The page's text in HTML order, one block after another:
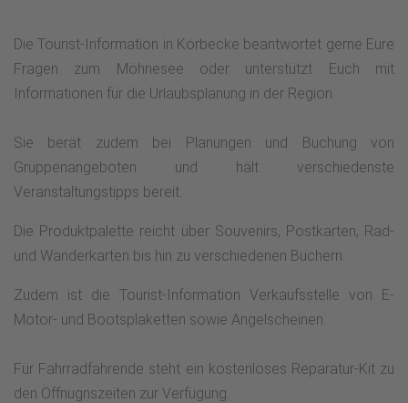
Die Tourist-Information in Körbecke beantwortet gerne Eure
Fragen zum Möhnesee oder unterstützt Euch mit
Informationen für die Urlaubsplanung in der Region.
Sie berät zudem bei Planungen und Buchung von
Gruppenangeboten und hält verschiedenste
Veranstaltungstipps bereit.
Die Produktpalette reicht über Souvenirs, Postkarten, Rad-
und Wanderkarten bis hin zu verschiedenen Büchern.
Zudem ist die Tourist-Information Verkaufsstelle von E-
Motor- und Bootsplaketten sowie Angelscheinen.
Für Fahrradfahrende steht ein kostenloses Reparatur-Kit zu
den Öffnugnszeiten zur Verfügung.